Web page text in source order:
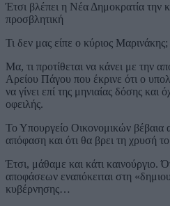
Έτσι βλέπει η Νέα Δημοκρατία την
προσβλητική
Τι δεν μας είπε ο κύριος Μαρινάκης;
Μα, τι προτίθεται να κάνει με την
Αρείου Πάγου που έκρινε ότι ο
να γίνει επί της μηνιαίας δόσης και
οφειλής.
Το Υπουργείο Οικονομικών βέβαια
απόφαση και ότι θα βρει τη χρυσή
Έτσι, μάθαμε και κάτι καινούργιο.
αποφάσεων εναπόκειται στη
κυβέρνησης…